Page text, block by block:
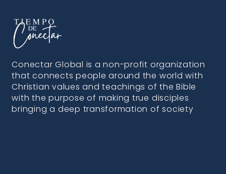
Conectar Global is a non-profit organization
that connects people around the world with
Christian values and teachings of the Bible
with the purpose of making true disciples
bringing a deep transformation of society